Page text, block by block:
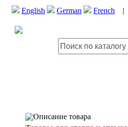
English German French |
Описание товара